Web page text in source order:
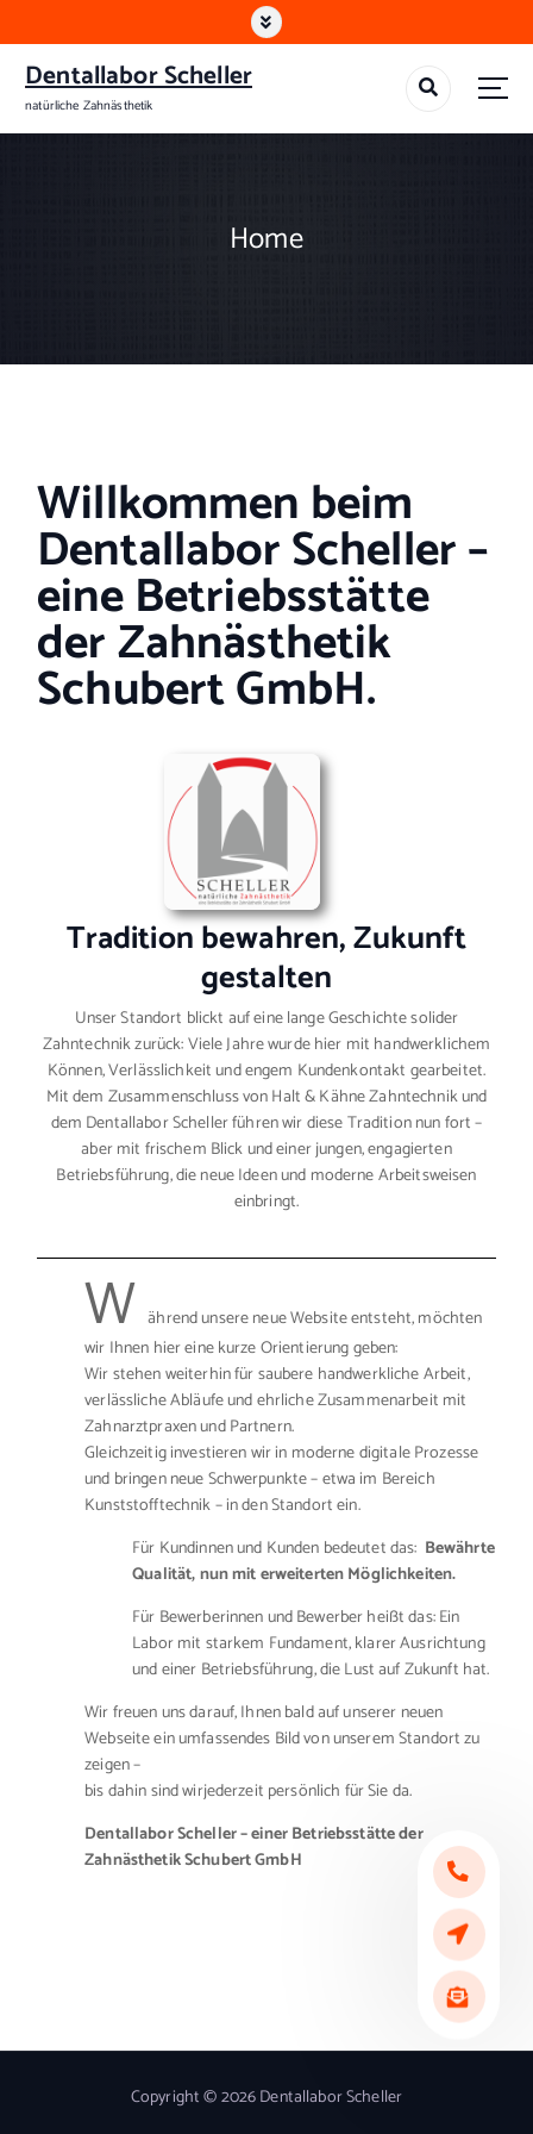
Dentallabor Scheller
natürliche Zahnästhetik
Home
Willkommen beim
Dentallabor Scheller –
eine Betriebsstätte
der Zahnästhetik
Schubert GmbH.
Tradition bewahren, Zukunft
gestalten
Unser Standort blickt auf eine lange Geschichte solider
Zahntechnik zurück: Viele Jahre wurde hier mit handwerklichem
Können, Verlässlichkeit und engem Kundenkontakt gearbeitet.
Mit dem Zusammenschluss von Halt & Kähne Zahntechnik und
dem Dentallabor Scheller führen wir diese Tradition nun fort –
aber mit frischem Blick und einer jungen, engagierten
Betriebsführung, die neue Ideen und moderne Arbeitsweisen
einbringt.
W ährend unsere neue Website entsteht, möchten
wir Ihnen hier eine kurze Orientierung geben:
Wir stehen weiterhin für saubere handwerkliche Arbeit,
verlässliche Abläufe und ehrliche Zusammenarbeit mit
Zahnarztpraxen und Partnern.
Gleichzeitig investieren wir in moderne digitale Prozesse
und bringen neue Schwerpunkte – etwa im Bereich
Kunststofftechnik – in den Standort ein.
Für Kundinnen und Kunden bedeutet das: Bewährte
Qualität, nun mit erweiterten Möglichkeiten.
Für Bewerberinnen und Bewerber heißt das: Ein
Labor mit starkem Fundament, klarer Ausrichtung
und einer Betriebsführung, die Lust auf Zukunft hat.
Wir freuen uns darauf, Ihnen bald auf unserer neuen
Webseite ein umfassendes Bild von unserem Standort zu
zeigen –
bis dahin sind wirjederzeit persönlich für Sie da.
Dentallabor Scheller – einer Betriebsstätte der
Zahnästhetik Schubert GmbH
Copyright © 2026 Dentallabor Scheller